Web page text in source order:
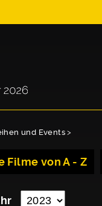
und Events >
Filme von A - Z